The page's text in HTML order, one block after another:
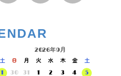
土
1
2026年9月
日 月 火 水 木 金
土
30
31 1 2 3 4
5